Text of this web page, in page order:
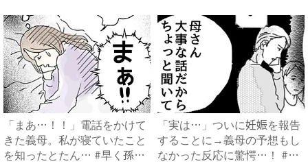
「まあ…！！」電話をかけて
きた義母。私が寝ていたこと
を知ったとたん… #早く孫
「実は…」ついに妊娠を報告
することに→義母の予想もし
なかった反応に驚愕…！ #